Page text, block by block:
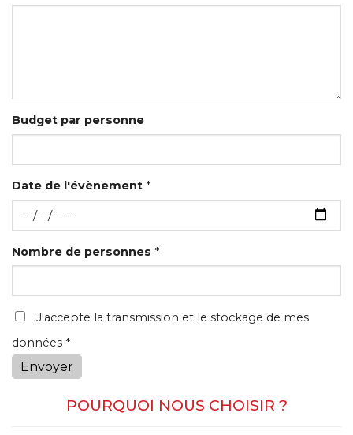
Budget par personne
Date de l'évènement *
Nombre de personnes *
J'accepte la transmission et le stockage de mes
données *
Envoyer
POURQUOI NOUS CHOISIR ?